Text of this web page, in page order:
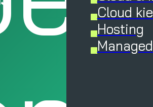
Cloud
Hosting